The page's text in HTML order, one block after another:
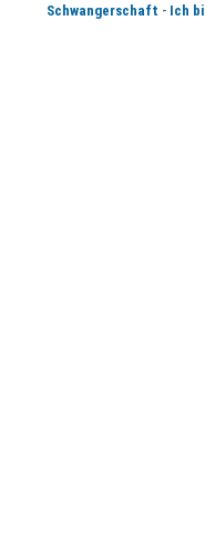
Schwangerschaft - Ich